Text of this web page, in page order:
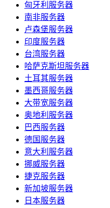
匈牙利服务器
南非服务器
卢森堡服务器
印度服务器
台湾服务器
哈萨克斯坦服务器
土耳其服务器
墨西哥服务器
大带宽服务器
奥地利服务器
巴西服务器
德国服务器
意大利服务器
挪威服务器
捷克服务器
新加坡服务器
日本服务器